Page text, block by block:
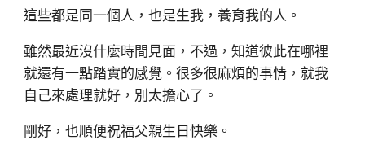
這些都是同一個人，也是生我，養育我的人。
雖然最近沒什麼時間見面，不過，知道彼此在哪裡
就還有一點踏實的感覺。很多很麻煩的事情，就我
自己來處理就好，別太擔心了。
剛好，也順便祝福父親生日快樂。